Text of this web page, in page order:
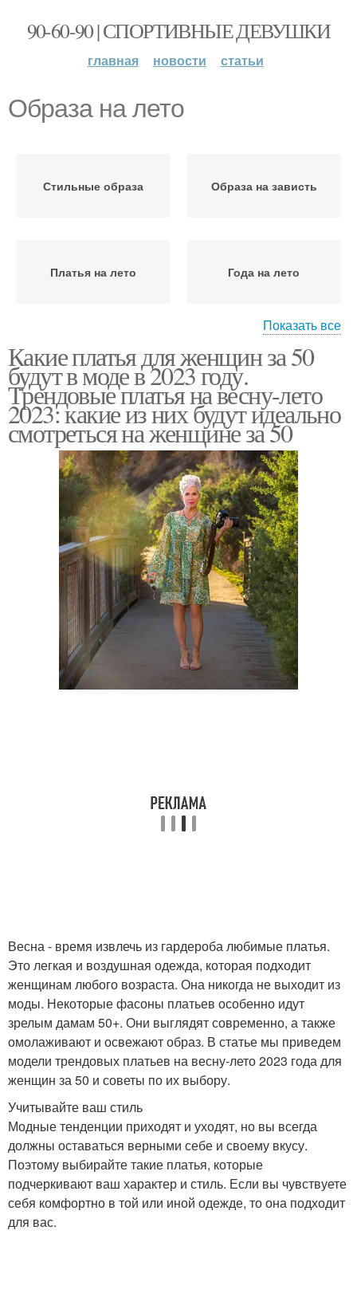
90-60-90 | СПОРТИВНЫЕ ДЕВУШКИ
главная новости статьи
Образа на лето
Стильные образа Образа на зависть
Платья на лето Года на лето
Модные образа Образа для женщин
Показать все
Какие платья для женщин за 50
будут в моде в 2023 году.
Трендовые платья на весну-лето
2023: какие из них будут идеально
смотреться на женщине за 50
Весна - время извлечь из гардероба любимые платья.
Это легкая и воздушная одежда, которая подходит
женщинам любого возраста. Она никогда не выходит из
моды. Некоторые фасоны платьев особенно идут
зрелым дамам 50+. Они выглядят современно, а также
омолаживают и освежают образ. В статье мы приведем
модели трендовых платьев на весну-лето 2023 года для
женщин за 50 и советы по их выбору.
Учитывайте ваш стиль
Модные тенденции приходят и уходят, но вы всегда
должны оставаться верными себе и своему вкусу.
Поэтому выбирайте такие платья, которые
подчеркивают ваш характер и стиль. Если вы чувствуете
себя комфортно в той или иной одежде, то она подходит
для вас.